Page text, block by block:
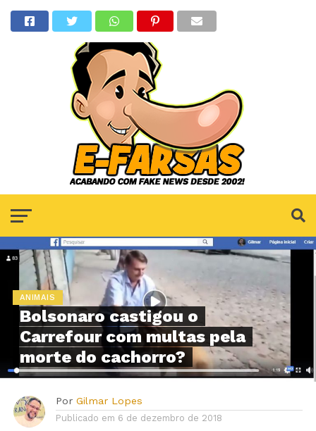
ANIMAIS
Bolsonaro castigou o
Carrefour com multas pela
morte do cachorro?
Por Gilmar Lopes
Publicado em 6 de dezembro de 2018